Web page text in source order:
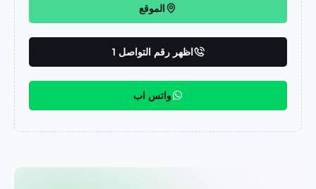
الموقع
اظهر رقم التواصل 1
واتس اب